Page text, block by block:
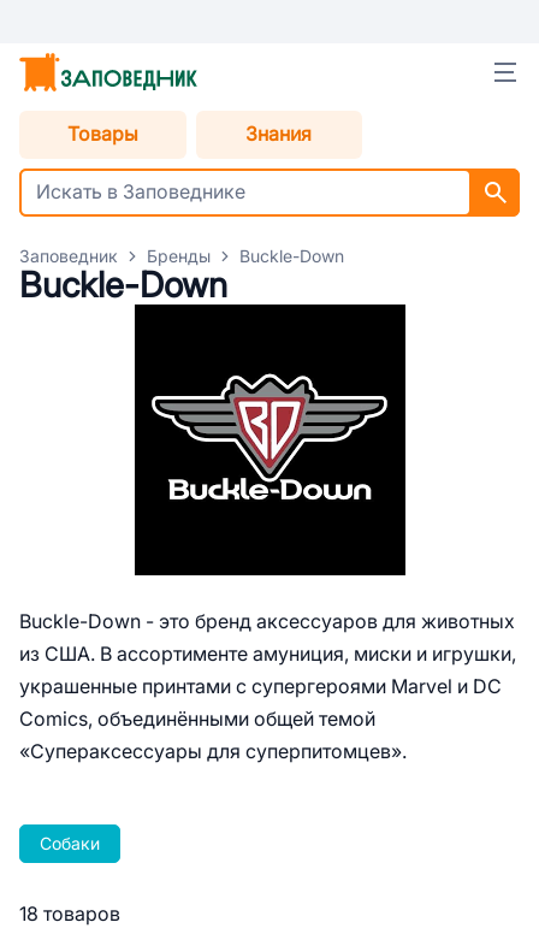
Товары Знания
Заповедник Бренды Buckle-Down
Buckle-Down
Buckle-Down - это бренд аксессуаров для животных
из США. В ассортименте амуниция, миски и игрушки,
украшенные принтами с супергероями Mаrvel и DC
Comics, объединёнными общей темой
«Супераксессуары для суперпитомцев».
Собаки
18 товаров